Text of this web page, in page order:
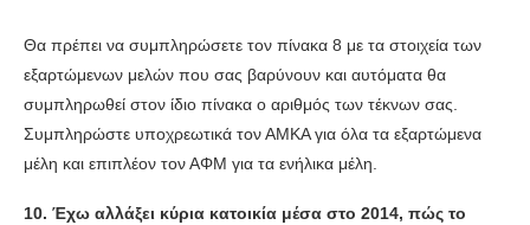
Θα πρέπει να συμπληρώσετε τον πίνακα 8 με τα στοιχεία των
εξαρτώμενων μελών που σας βαρύνουν και αυτόματα θα
συμπληρωθεί στον ίδιο πίνακα ο αριθμός των τέκνων σας.
Συμπληρώστε υποχρεωτικά τον ΑΜΚΑ για όλα τα εξαρτώμενα
μέλη και επιπλέον τον ΑΦΜ για τα ενήλικα μέλη.
10. Έχω αλλάξει κύρια κατοικία μέσα στο 2014, πώς το